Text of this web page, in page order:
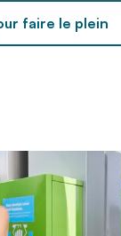
faire le plein